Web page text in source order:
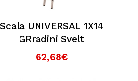
Scala UNIVERSAL 1X14
GRradini Svelt
62,68€